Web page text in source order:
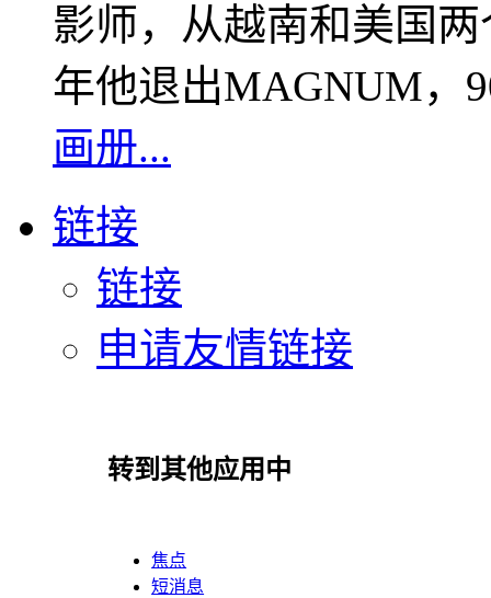
影师，从越南和美国
年他退出MAGNUM，
画册...
链接
链接
申请友情链接
转到其他应用中
焦点
短消息